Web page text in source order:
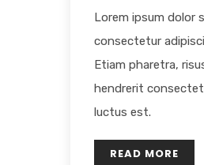
Lorem ipsum dolor
consectetur
Etiam pharetra,
hendrerit
luctus est.
READ MORE